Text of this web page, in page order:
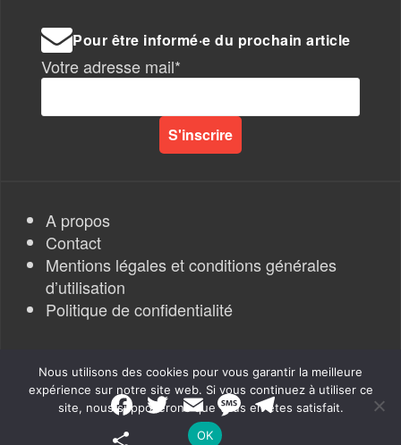
Pour être informé·e du prochain article
Votre adresse mail*
A propos
Contact
Mentions légales et conditions générales
d’utilisation
Politique de confidentialité
Rapports de Force|
F
a
T
w
E
m
a
M
e
T
e
Nous utilisons des cookies pour vous garantir la meilleure
expérience sur notre site web. Si vous continuez à utiliser ce
site, nous supposerons que vous en êtes satisfait.
OK